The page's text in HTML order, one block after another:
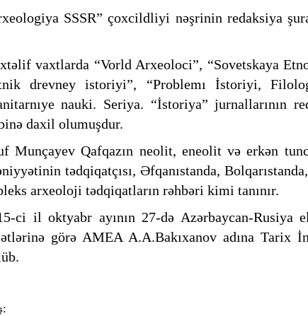
SSSR” çoxcildliyi nəşrinin redaksiya
vaxtlarda “Vorld Arxeoloci”, “Sovetskaya
drevney istoriyi”, “Problemı İstoriyi,
nauki. Seriya. “İstoriya” jurnallarının
daxil olumuşdur.
Munçayev Qafqazın neolit, eneolit və erkən
tədqiqatçısı, Əfqanıstanda,
arxeoloji tədqiqatların rəhbəri kimi tanınır.
ci il oktyabr ayının 27-də Azərbaycan-Rusiya
görə AMEA A.A.Bakıxanov adına Tarix